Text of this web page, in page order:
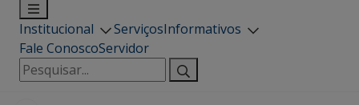
Institucional ServiçosInformativos
Fale ConoscoServidor
Pesquisar
por: